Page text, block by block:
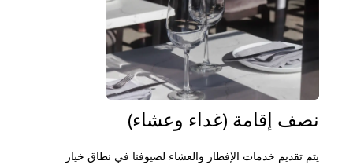
نصف إقامة (غداء وعشاء)
يتم تقديم خدمات الإفطار والعشاء لضيوفنا في نطاق خيار